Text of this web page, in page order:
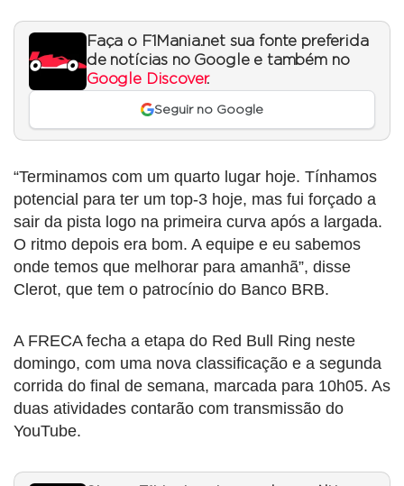
Faça o F1Mania.net sua fonte preferida
de notícias no Google e também no
Google Discover.
Seguir no Google
“Terminamos com um quarto lugar hoje. Tínhamos
potencial para ter um top-3 hoje, mas fui forçado a
sair da pista logo na primeira curva após a largada.
O ritmo depois era bom. A equipe e eu sabemos
onde temos que melhorar para amanhã”, disse
Clerot, que tem o patrocínio do Banco BRB.
A FRECA fecha a etapa do Red Bull Ring neste
domingo, com uma nova classificação e a segunda
corrida do final de semana, marcada para 10h05. As
duas atividades contarão com transmissão do
YouTube.